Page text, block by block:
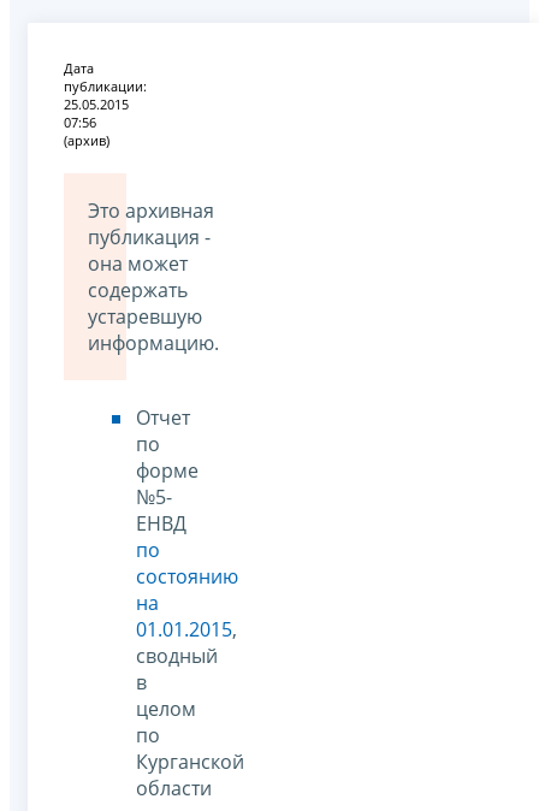
Дата
публикации:
25.05.2015
07:56
(архив)
Это архивная
публикация -
она может
содержать
устаревшую
информацию.
Отчет
по
форме
№5-
ЕНВД
по
состоянию
на
01.01.2015,
сводный
в
целом
по
Курганской
области